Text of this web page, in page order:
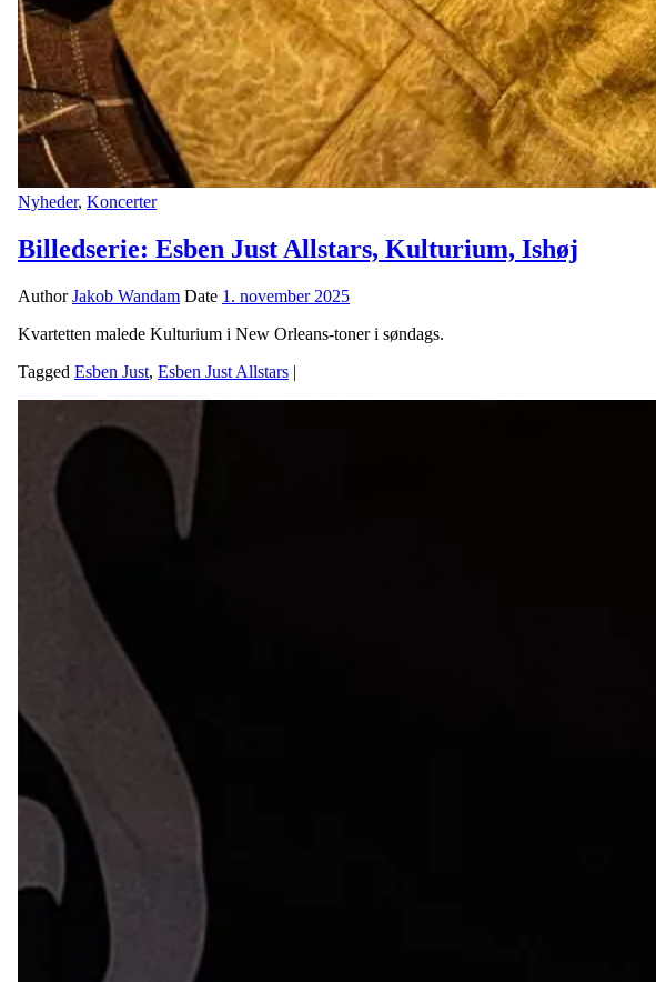
Nyheder, Koncerter
Billedserie: Esben Just Allstars, Kulturium, Ishøj
AuthorJakob Wandam Date 1. november 2025
Kvartetten malede Kulturium i New Orleans-toner i søndags.
Tagged Esben Just, Esben Just Allstars |